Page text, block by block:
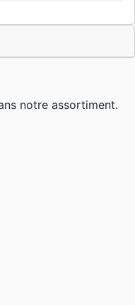
notre assortiment.